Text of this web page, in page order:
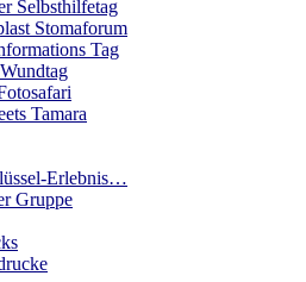
Selbsthilfetag
Stomaforum
Tag
Tamara
Erlebnis…
Gruppe